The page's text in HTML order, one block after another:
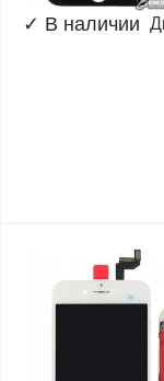
✓ В наличии